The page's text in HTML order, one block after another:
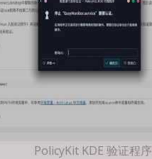
PolicyKit KDE 验证程序